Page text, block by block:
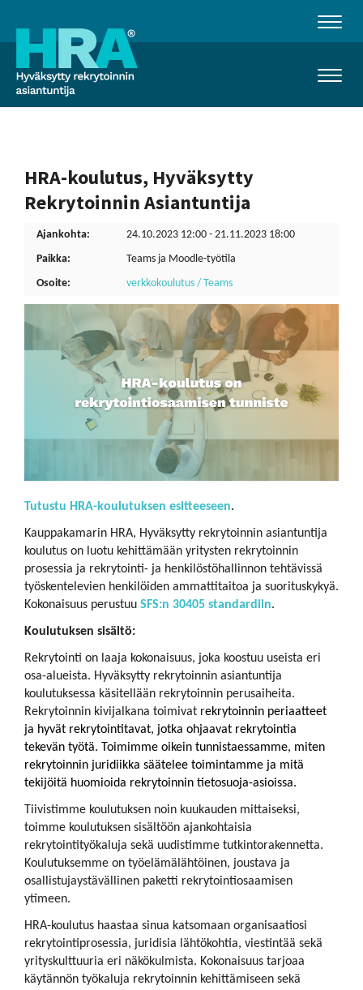
HRA-koulutus, Hyväksytty
Rekrytoinnin Asiantuntija
Ajankohta:
24.10.2023 12:00 - 21.11.2023 18:00
Paikka:
Teams ja Moodle-työtila
Osoite:
verkkokoulutus / Teams
Tutustu HRA-koulutuksen esitteeseen.
Kauppakamarin HRA, Hyväksytty rekrytoinnin asiantuntija
koulutus on luotu kehittämään yritysten rekrytoinnin
prosessia ja rekrytointi- ja henkilöstöhallinnon tehtävissä
työskentelevien henkilöiden ammattitaitoa ja suorituskykyä.
Kokonaisuus perustuu SFS:n 30405 standardiin.
Koulutuksen sisältö:
Rekrytointi on laaja kokonaisuus, joka koostuu useista eri
osa-alueista. Hyväksytty rekrytoinnin asiantuntija
koulutuksessa käsitellään rekrytoinnin perusaiheita.
Rekrytoinnin kivijalkana toimivat rekrytoinnin periaatteet
ja hyvät rekrytointitavat, jotka ohjaavat rekrytointia
tekevän työtä. Toimimme oikein tunnistaessamme, miten
rekrytoinnin juridiikka säätelee toimintamme ja mitä
tekijöitä huomioida rekrytoinnin tietosuoja-asioissa.
Tiivistimme koulutuksen noin kuukauden mittaiseksi,
toimme koulutuksen sisältöön ajankohtaisia
rekrytointityökaluja sekä uudistimme tutkintorakennetta.
Koulutuksemme on työelämälähtöinen, joustava ja
osallistujaystävällinen paketti rekrytointiosaamisen
ytimeen.
HRA-koulutus haastaa sinua katsomaan organisaatiosi
rekrytointiprosessia, juridisia lähtökohtia, viestintää sekä
yrityskulttuuria eri näkökulmista. Kokonaisuus tarjoaa
käytännön työkaluja rekrytoinnin kehittämiseen sekä